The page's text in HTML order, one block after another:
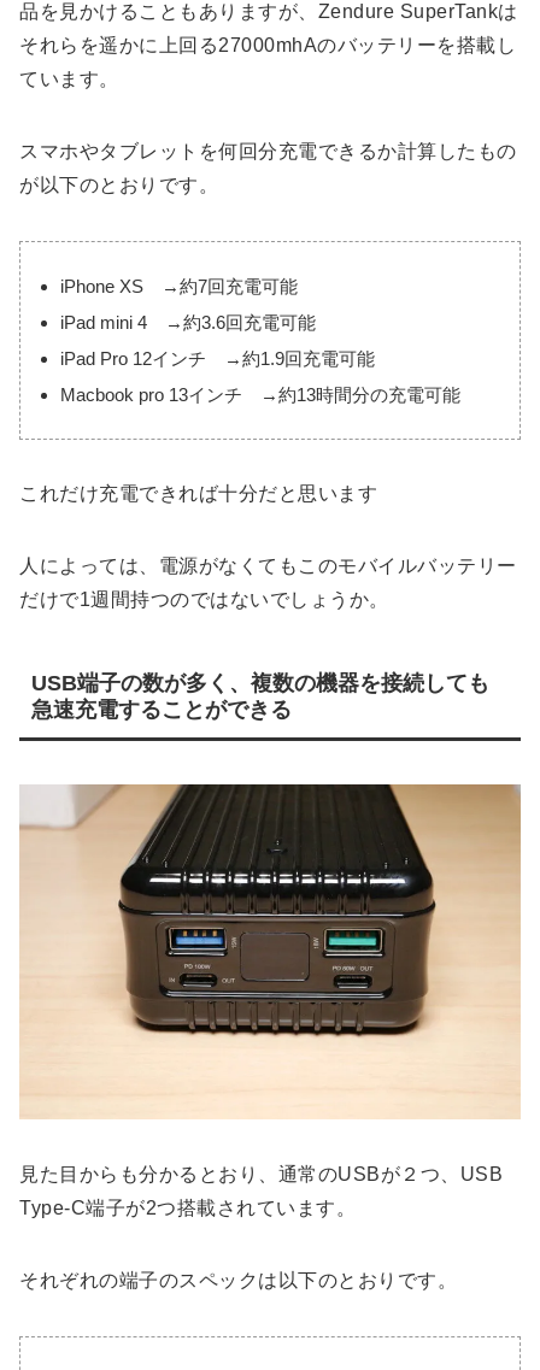
品を見かけることもありますが、Zendure SuperTankは
それらを遥かに上回る27000mhAのバッテリーを搭載し
ています。
スマホやタブレットを何回分充電できるか計算したもの
が以下のとおりです。
iPhone XS →約7回充電可能
iPad mini 4 →約3.6回充電可能
iPad Pro 12インチ →約1.9回充電可能
Macbook pro 13インチ →約13時間分の充電可能
これだけ充電できれば十分だと思います
人によっては、電源がなくてもこのモバイルバッテリー
だけで1週間持つのではないでしょうか。
USB端子の数が多く、複数の機器を接続しても
急速充電することができる
見た目からも分かるとおり、通常のUSBが２つ、USB
Type-C端子が2つ搭載されています。
それぞれの端子のスペックは以下のとおりです。